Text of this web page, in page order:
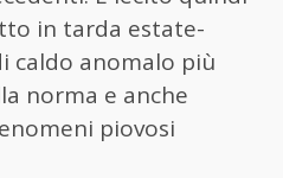
in tarda estate-
caldo anomalo più
norma e anche
piovosi